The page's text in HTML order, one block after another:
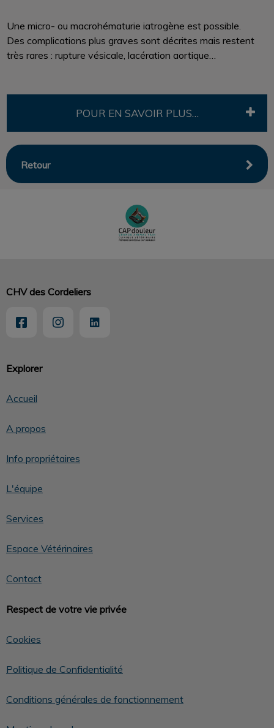
Une micro- ou macrohématurie iatrogène est possible.
Des complications plus graves sont décrites mais restent
très rares : rupture vésicale, lacération aortique…
POUR EN SAVOIR PLUS…
Retour
Explorer
Accueil
A propos
Info propriétaires
L'équipe
Services
Espace Vétérinaires
Contact
Respect de votre vie privée
Cookies
Politique de Confidentialité
Conditions générales de fonctionnement
CHV des Cordeliers